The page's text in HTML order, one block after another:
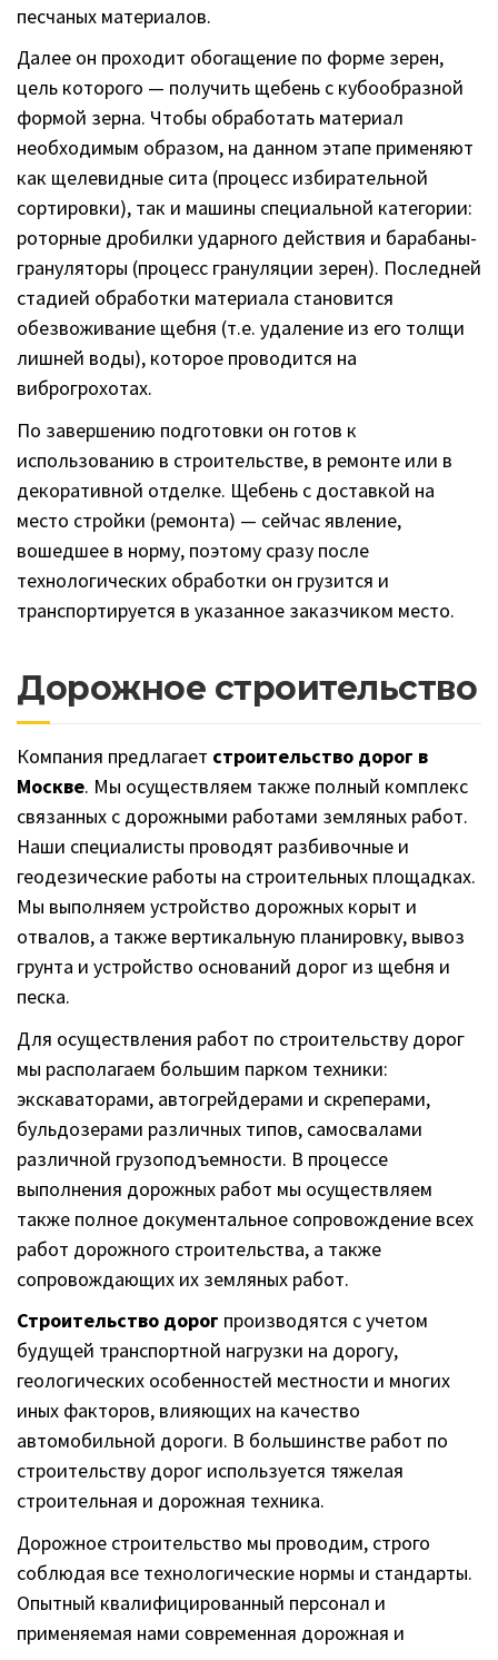
песчаных материалов.
Далее он проходит обогащение по форме зерен,
цель которого — получить щебень с кубообразной
формой зерна. Чтобы обработать материал
необходимым образом, на данном этапе применяют
как щелевидные сита (процесс избирательной
сортировки), так и машины специальной категории:
роторные дробилки ударного действия и барабаны-
грануляторы (процесс грануляции зерен). Последней
стадией обработки материала становится
обезвоживание щебня (т.е. удаление из его толщи
лишней воды), которое проводится на
виброгрохотах.
По завершению подготовки он готов к
использованию в строительстве, в ремонте или в
декоративной отделке. Щебень с доставкой на
место стройки (ремонта) — сейчас явление,
вошедшее в норму, поэтому сразу после
технологических обработки он грузится и
транспортируется в указанное заказчиком место.
Дорожное строительство
Компания предлагает строительство дорог в
Москве. Мы осуществляем также полный комплекс
связанных с дорожными работами земляных работ.
Наши специалисты проводят разбивочные и
геодезические работы на строительных площадках.
Мы выполняем устройство дорожных корыт и
отвалов, а также вертикальную планировку, вывоз
грунта и устройство оснований дорог из щебня и
песка.
Для осуществления работ по строительству дорог
мы располагаем большим парком техники:
экскаваторами, автогрейдерами и скреперами,
бульдозерами различных типов, самосвалами
различной грузоподъемности. В процессе
выполнения дорожных работ мы осуществляем
также полное документальное сопровождение всех
работ дорожного строительства, а также
сопровождающих их земляных работ.
Строительство дорог производятся с учетом
будущей транспортной нагрузки на дорогу,
геологических особенностей местности и многих
иных факторов, влияющих на качество
автомобильной дороги. В большинстве работ по
строительству дорог используется тяжелая
строительная и дорожная техника.
Дорожное строительство мы проводим, строго
соблюдая все технологические нормы и стандарты.
Опытный квалифицированный персонал и
применяемая нами современная дорожная и